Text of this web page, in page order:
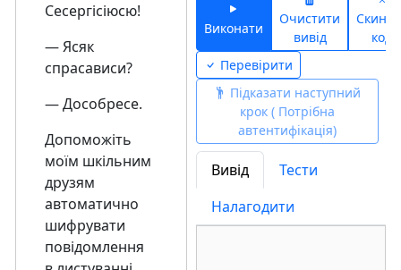
Сесергісіюсю!
— Ясяк
спрасависи?
— Дособресе.
Допоможіть
моїм шкільним
друзям
автоматично
шифрувати
повідомлення
Виконати
Очистити
вивід
код
Перевірити
крок ( Потрібна
автентифікація)
Вивід
Тести
Налагодити